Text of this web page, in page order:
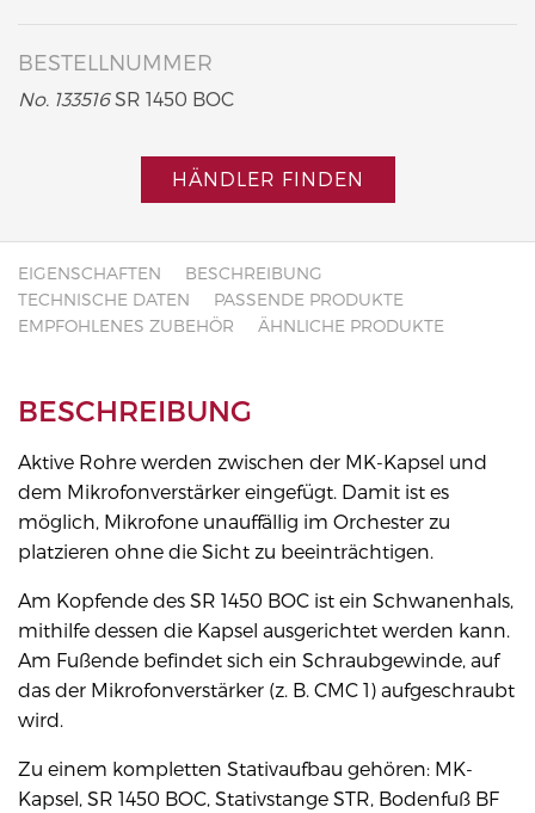
BESTELLNUMMER
No. 133516SR 1450 BOC
HÄNDLER FINDEN
EIGENSCHAFTEN
BESCHREIBUNG
TECHNISCHE DATEN
PASSENDE PRODUKTE
EMPFOHLENES ZUBEHÖR
ÄHNLICHE PRODUKTE
BESCHREIBUNG
Aktive Rohre werden zwischen der MK-Kapsel und
dem Mikrofonverstärker eingefügt. Damit ist es
möglich, Mikrofone unauffällig im Orchester zu
platzieren ohne die Sicht zu beeinträchtigen.
Am Kopfende des SR 1450 BOC ist ein Schwanenhals,
mithilfe dessen die Kapsel ausgerichtet werden kann.
Am Fußende befindet sich ein Schraubgewinde, auf
das der Mikrofonverstärker (z. B. CMC 1) aufgeschraubt
wird.
Zu einem kompletten Stativaufbau gehören: MK-
Kapsel, SR 1450 BOC, Stativstange STR, Bodenfuß BF